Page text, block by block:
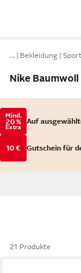
… Bekleidung
Nike
Mind.
20 %
Extra
Auf
10 € Gutschein für
21 Produkte